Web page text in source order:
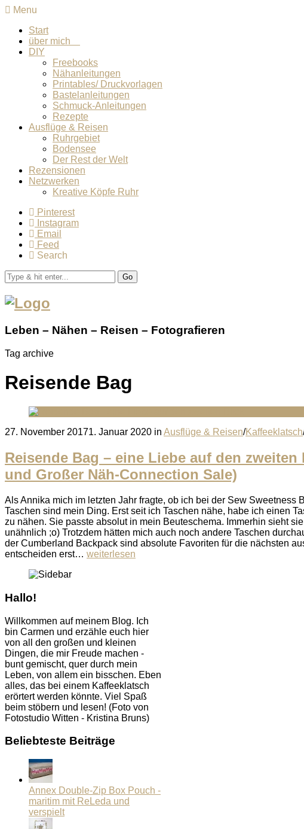
Menu
Start
über mich
DIY
Freebooks
Nähanleitungen
Printables/ Druckvorlagen
Bastelanleitungen
Schmuck-Anleitungen
Rezepte
Ausflüge & Reisen
Ruhrgebiet
Bodensee
Der Rest der Welt
Rezensionen
Netzwerken
Kreative Köpfe Ruhr
Pinterest
Instagram
Email
Feed
Search
Go
Leben – Nähen – Reisen – Fotografieren
Tag archive
Reisende Bag
Posted
27. November 20171. Januar 2020 in Ausflüge & Reisen/Kaffeeklatsch
Reisende Bag – eine Liebe auf den
und Großer Näh-Connection Sale)
Als Annika mich im letzten Jahr fragte, ob ich bei der Sew Sweetness
Taschen sind mein Ding. Erst seit ich Taschen nähe, habe ich einen
zu nähen. Sie passte absolut in mein Beuteschema. Immerhin sieht
unähnlich ;o) Trotzdem hätten mich auch noch andere Taschen
der Cumberland Backpack sind absolute Favoriten für die nächsten
entscheiden erst… weiterlesen
Hallo!
Willkommen auf meinem Blog. Ich
bin Carmen und erzähle euch hier
von all den großen und kleinen
Dingen, die mir Freude machen -
bunt gemischt, quer durch mein
Leben, von allem ein bisschen. Eben
alles, das bei einem Kaffeeklatsch
erörtert werden könnte. Viel Spaß
beim stöbern und lesen! (Foto von
Fotostudio Witten - Kristina Bruns)
Beliebteste Beiträge
Annex Double-Zip Box Pouch -
maritim mit ReLeda und
verspielt